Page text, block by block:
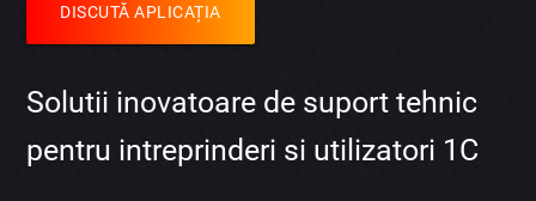
DISCUTĂ APLICAȚIA
Solutii inovatoare de suport tehnic
pentru intreprinderi si utilizatori 1C